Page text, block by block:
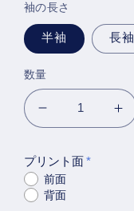
袖の長さ
半袖 長袖
数量
の
ら
く
子
プリント面
前面
背面